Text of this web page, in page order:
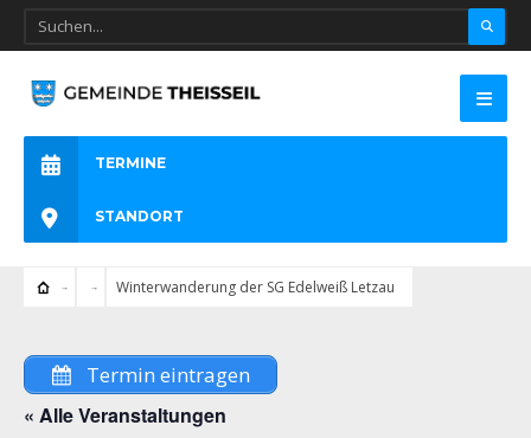
TERMINE
STANDORT
Winterwanderung der SG Edelweiß Letzau
Termin eintragen
« Alle Veranstaltungen